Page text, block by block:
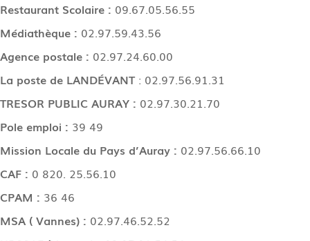
Restaurant Scolaire : 09.67.05.56.55
Médiathèque : 02.97.59.43.56
Agence postale : 02.97.24.60.00
La poste de LANDÉVANT : 02.97.56.91.31
TRESOR PUBLIC AURAY : 02.97.30.21.70
Pole emploi : 39 49
Mission Locale du Pays d’Auray : 02.97.56.66.10
CAF : 0 820. 25.56.10
CPAM : 36 46
MSA ( Vannes) : 02.97.46.52.52